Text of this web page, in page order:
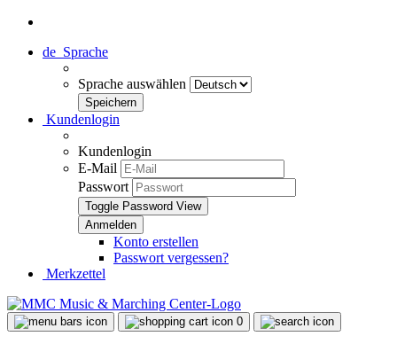
de Sprache
Sprache auswählen
Kundenlogin
Kundenlogin
E-Mail
Passwort
Toggle Password View
Konto erstellen
Passwort vergessen?
Merkzettel
0